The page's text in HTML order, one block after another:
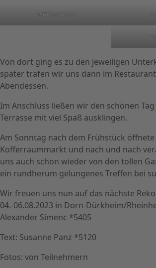
Mittagsimbiss
Von dort ging es zu den jeweiligen
später trafen wir uns dann im
Abendessen.
Im Anschluss ließen wir den schönen
Terrasse mit viel Spaß ausklingen.
Am Sonntag nach dem Frühstück
Kofferraummarkt und nach und nach
uns auch schon wieder von den tollen
ein rundherum gelungenes Treffen bei
Wir freuen uns nun auf das nächste
04.-06.08.2023 in Dorn-Dürkheim/
Alexander Simenc *5405
Text: Susanne Panz *5120
Fotos: von Teilnehmern